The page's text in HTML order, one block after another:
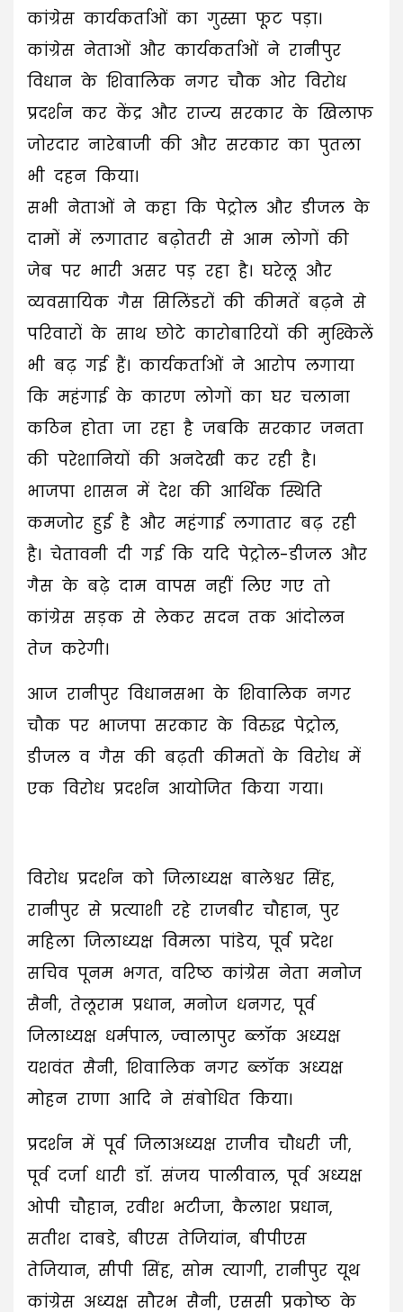
कांग्रेस कार्यकर्ताओं का गुस्सा फूट पड़ा।
कांग्रेस नेताओं और कार्यकर्ताओं ने रानीपुर
विधान के शिवालिक नगर चौक ओर विरोध
प्रदर्शन कर केंद्र और राज्य सरकार के खिलाफ
जोरदार नारेबाजी की और सरकार का पुतला
भी दहन किया।
सभी नेताओं ने कहा कि पेट्रोल और डीजल के
दामों में लगातार बढ़ोतरी से आम लोगों की
जेब पर भारी असर पड़ रहा है। घरेलू और
व्यवसायिक गैस सिलिंडरों की कीमतें बढ़ने से
परिवारों के साथ छोटे कारोबारियों की मुश्किलें
भी बढ़ गई हैं। कार्यकर्ताओं ने आरोप लगाया
कि महंगाई के कारण लोगों का घर चलाना
कठिन होता जा रहा है जबकि सरकार जनता
की परेशानियों की अनदेखी कर रही है।
भाजपा शासन में देश की आर्थिक स्थिति
कमजोर हुई है और महंगाई लगातार बढ़ रही
है। चेतावनी दी गई कि यदि पेट्रोल-डीजल और
गैस के बढ़े दाम वापस नहीं लिए गए तो
कांग्रेस सड़क से लेकर सदन तक आंदोलन
तेज करेगी।
आज रानीपुर विधानसभा के शिवालिक नगर
चौक पर भाजपा सरकार के विरुद्ध पेट्रोल,
डीजल व गैस की बढ़ती कीमतों के विरोध में
एक विरोध प्रदर्शन आयोजित किया गया।
विरोध प्रदर्शन को जिलाध्यक्ष बालेश्वर सिंह,
रानीपुर से प्रत्याशी रहे राजबीर चौहान, पुर
महिला जिलाध्यक्ष विमला पांडेय, पूर्व प्रदेश
सचिव पूनम भगत, वरिष्ठ कांग्रेस नेता मनोज
सैनी, तेलूराम प्रधान, मनोज धनगर, पूर्व
जिलाध्यक्ष धर्मपाल, ज्वालापुर ब्लॉक अध्यक्ष
यशवंत सैनी, शिवालिक नगर ब्लॉक अध्यक्ष
मोहन राणा आदि ने संबोधित किया।
प्रदर्शन में पूर्व जिलाअध्यक्ष राजीव चौधरी जी,
पूर्व दर्जा धारी डॉ. संजय पालीवाल, पूर्व अध्यक्ष
ओपी चौहान, रवीश भटीजा, कैलाश प्रधान,
सतीश दाबडे, बीएस तेजियांन, बीपीएस
तेजियान, सीपी सिंह, सोम त्यागी, रानीपुर यूथ
कांग्रेस अध्यक्ष सौरभ सैनी, एससी प्रकोष्ठ के